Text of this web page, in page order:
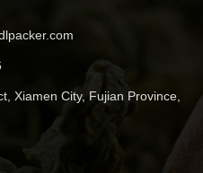
Xiamen City, Fujian Province,